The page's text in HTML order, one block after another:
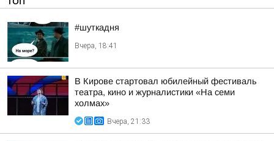
#шуткадня
Вчера, 18:41
В Кирове стартовал юбилейный фестиваль
театра, кино и журналистики «На семи
холмах»
Вчера, 21:33